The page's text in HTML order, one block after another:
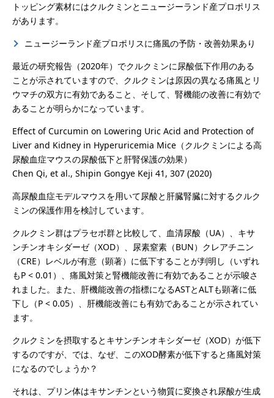
トッピング素材にはクルクミンとニュージーランド産プロポリス
があります。
ニュージーランド産プロポリスに痛風の予防・改善効果あり
最近の研究報告（2020年）でクルクミンに尿酸低下作用のある
ことが示されていますので、クルクミンは原因の異なる痛風とリ
ウマチの双方に有効であること、そして、腎機能の改善に有効で
あることが明らかになっています。
Effect of Curcumin on Lowering Uric Acid and Protection of
Liver and Kidney in Hyperuricemia Mice（クルクミンによる高
尿酸血症マウスの尿酸低下と肝腎保護の効果）
Chen Qi, et al., Shipin Gongye Keji 41, 307 (2020)
高尿酸血症モデルマウスを用いて尿酸と肝臓腎臓に対するクルク
ミンの保護作用を検討しています。
クルクミン群はプラセボ群と比較して、血清尿酸（UA）、キサ
ンチンオキシダーゼ（XOD）、尿素窒素（BUN）クレアチニン
（CRE）レベルが有意（顕著）に低下することが判明し（いずれ
もP < 0.01）、痛風対策と腎機能改善に有効であることが示唆さ
れました。また、肝機能改善の指標になるASTとALTも顕著に低
下し（P < 0.05）、肝機能改善にも有効であることが示されてい
ます。
クルクミンを摂取するとキサンチンオキシダーゼ（XOD）が低下
するのですが、では、なぜ、このXOD酵素が低下すると痛風対策
になるのでしょうか？
それは、プリン体はキサンチンという物質に変換され尿酸が生成